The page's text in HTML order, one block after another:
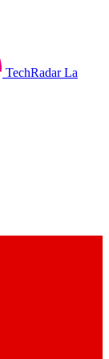
TechRadar La